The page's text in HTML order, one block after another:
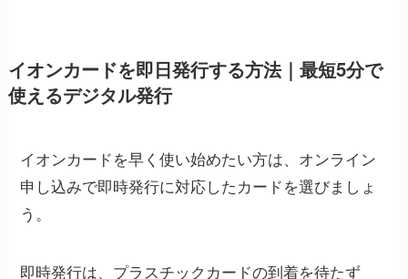
イオンカードを即日発行する方法｜最短5分で
使えるデジタル発行
イオンカードを早く使い始めたい方は、オンライン
申し込みで即時発行に対応したカードを選びましょ
う。
即時発行は、プラスチックカードの到着を待たず